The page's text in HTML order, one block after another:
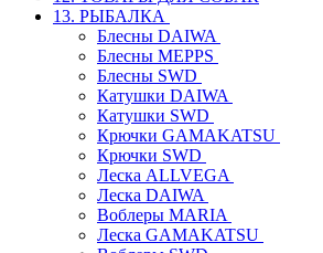
13. РЫБАЛКА
Блесны DAIWA
Блесны MEPPS
Блесны SWD
Катушки DAIWA
Катушки SWD
Крючки GAMAKATSU
Крючки SWD
Леска ALLVEGA
Леска DAIWA
Воблеры MARIA
Леска GAMAKATSU